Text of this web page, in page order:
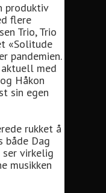
produktiv
flere
Trio, Trio
«Solitude
pandemien.
med
Håkon
sin egen
rukket å
både Dag
ser virkelig
musikken